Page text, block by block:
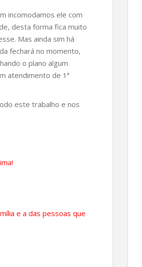
incomodamos ele com
desta forma fica muito
Mas ainda sim há
fechará no momento,
o plano algum
atendimento de 1ª
este trabalho e nos
e a das pessoas que